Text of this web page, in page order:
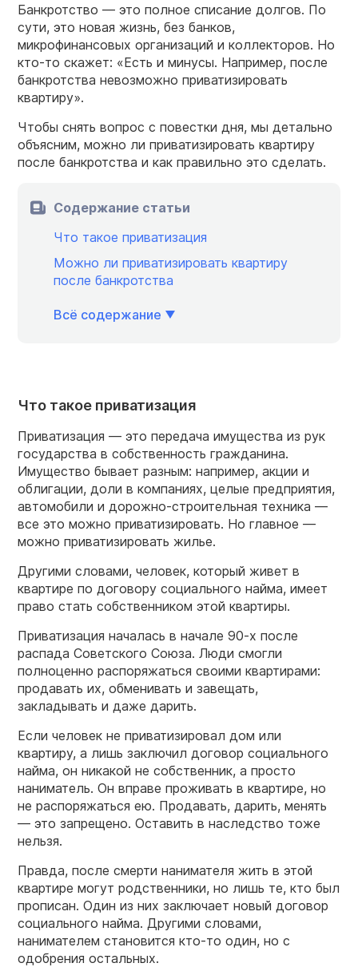
Банкротство — это полное списание долгов. По
сути, это новая жизнь, без банков,
микрофинансовых организаций и коллекторов. Но
кто-то скажет: «Есть и минусы. Например, после
банкротства невозможно приватизировать
квартиру».
Чтобы снять вопрос с повестки дня, мы детально
объясним, можно ли приватизировать квартиру
после банкротства и как правильно это сделать.
Содержание статьи
Что такое приватизация
Можно ли приватизировать квартиру
после банкротства
Всё содержание
Что такое приватизация
Приватизация — это передача имущества из рук
государства в собственность гражданина.
Имущество бывает разным: например, акции и
облигации, доли в компаниях, целые предприятия,
автомобили и дорожно-строительная техника —
все это можно приватизировать. Но главное —
можно приватизировать жилье.
Другими словами, человек, который живет в
квартире по договору социального найма, имеет
право стать собственником этой квартиры.
Приватизация началась в начале 90-х после
распада Советского Союза. Люди смогли
полноценно распоряжаться своими квартирами:
продавать их, обменивать и завещать,
закладывать и даже дарить.
Если человек не приватизировал дом или
квартиру, а лишь заключил договор социального
найма, он никакой не собственник, а просто
наниматель. Он вправе проживать в квартире, но
не распоряжаться ею. Продавать, дарить, менять
— это запрещено. Оставить в наследство тоже
нельзя.
Правда, после смерти нанимателя жить в этой
квартире могут родственники, но лишь те, кто был
прописан. Один из них заключает новый договор
социального найма. Другими словами,
нанимателем становится кто-то один, но с
одобрения остальных.